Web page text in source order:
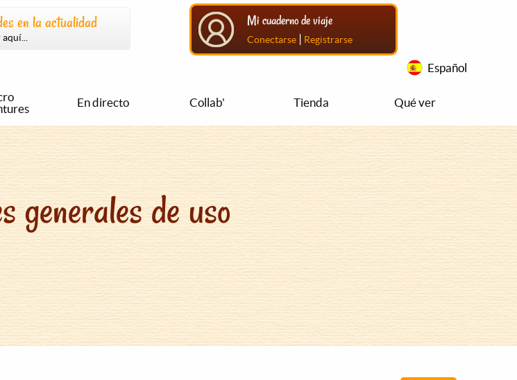
en la actualidad Mi cuaderno de viaje
Conectarse | Registrarse
Español
En directo Collab' Tienda Qué ver
generales de uso